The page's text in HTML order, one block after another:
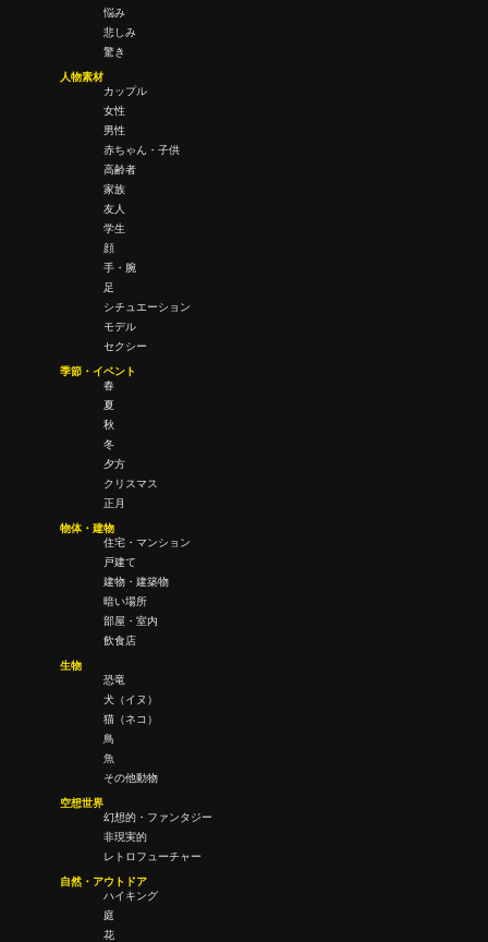
悩み
悲しみ
驚き
人物素材
カップル
女性
男性
赤ちゃん・子供
高齢者
家族
友人
学生
顔
手・腕
足
シチュエーション
モデル
セクシー
季節・イベント
春
夏
秋
冬
夕方
クリスマス
正月
物体・建物
住宅・マンション
戸建て
建物・建築物
暗い場所
部屋・室内
飲食店
生物
恐竜
犬（イヌ）
猫（ネコ）
鳥
魚
その他動物
空想世界
幻想的・ファンタジー
非現実的
レトロフューチャー
自然・アウトドア
ハイキング
庭
花